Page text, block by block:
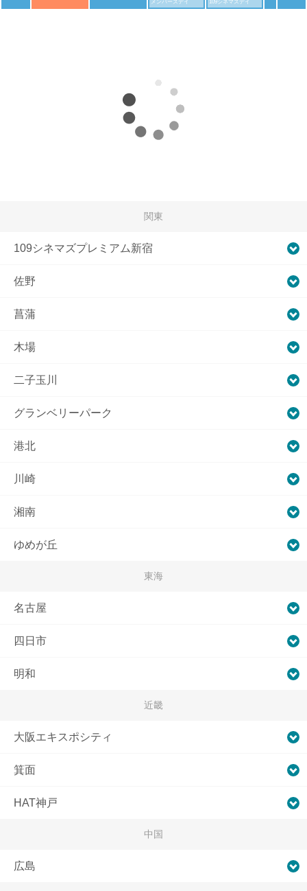
メンバーズデイ 109シネマズデイ
関東
109シネマズプレミアム新宿
佐野
菖蒲
木場
二子玉川
グランベリーパーク
港北
川崎
湘南
ゆめが丘
東海
名古屋
四日市
明和
近畿
大阪エキスポシティ
箕面
HAT神戸
中国
広島